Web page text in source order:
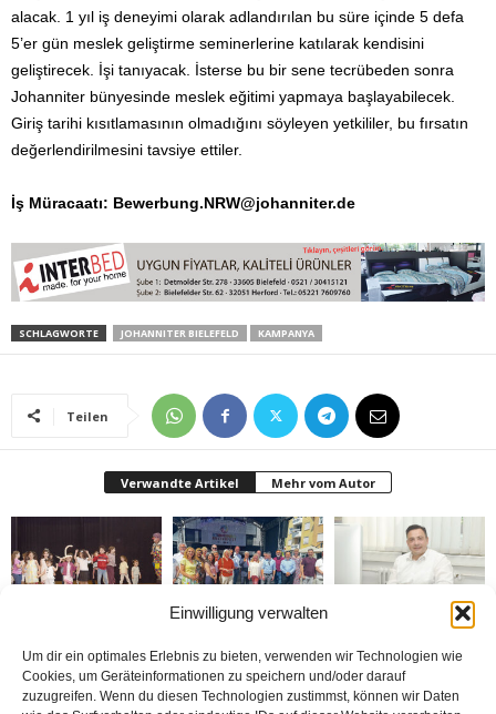
Einwilligung verwalten
Um dir ein optimales Erlebnis zu bieten, verwenden wir Technologien wie
Cookies, um Geräteinformationen zu speichern und/oder darauf
zuzugreifen. Wenn du diesen Technologien zustimmst, können wir Daten
alacak. 1 yıl iş deneyimi olarak adlandırılan bu süre içinde 5 defa
5’er gün meslek geliştirme seminerlerine katılarak kendisini
geliştirecek. İşi tanıyacak. İsterse bu bir sene tecrübeden sonra
Johanniter bünyesinde meslek eğitimi yapmaya başlayabilecek.
Giriş tarihi kısıtlamasının olmadığını söyleyen yetkililer, bu fırsatın
değerlendirilmesini tavsiye ettiler.
İş Müracaatı: Bewerbung.NRW@johanniter.de
SCHLAGWORTE JOHANNITER BIELEFELD KAMPANYA
Teilen
Verwandte Artikel Mehr vom Autor
Festivali yapıldı
Yabancılar Haftası
donduruldu